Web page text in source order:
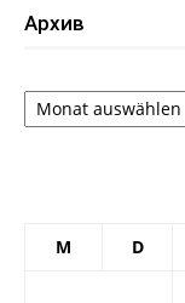
Архив
Архив
M D